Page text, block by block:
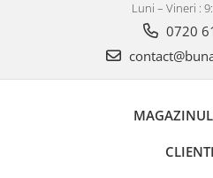
Luni – Vineri :
0720
CLIENTI